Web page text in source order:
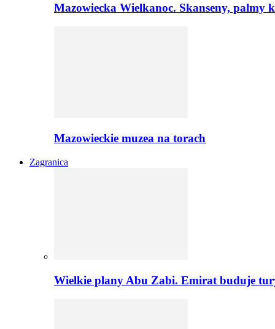
Mazowiecka Wielkanoc. Skanseny, palmy
Mazowieckie muzea na torach
Zagranica
Wielkie plany Abu Zabi. Emirat buduje